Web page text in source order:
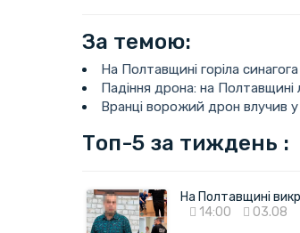
За темою:
На Полтавщині горіла синагога
Падіння дрона: на Полтавщині
Вранці ворожий дрон влучив
Топ-5 за тиждень :
На Полтавщині
14:00
03.08